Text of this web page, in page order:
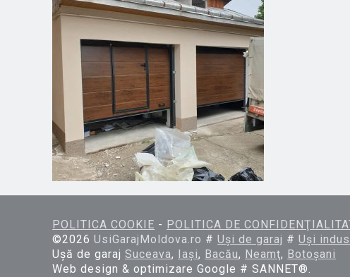
POLITICA COOKIE - POLITICA DE
©2026UsiGarajMoldova.ro #Uşi de garaj #Uşi
Uşă de garajSuceava, Iaşi, Bacău, Neamţ, Botoşani
Web design & optimizare Google # SANNET®.